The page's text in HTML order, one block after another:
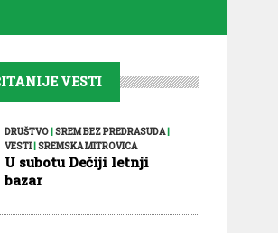
VESTI
DRUŠTVO|SREM BEZ PREDRASUDA|
VESTI|SREMSKA MITROVICA
U subotu Dečiji letnji
bazar